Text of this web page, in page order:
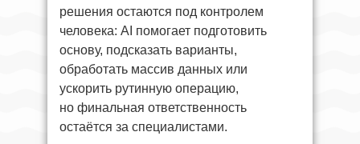
решения остаются под контролем
человека: AI помогает подготовить
основу, подсказать варианты,
обработать массив данных или
ускорить рутинную операцию,
но финальная ответственность
остаётся за специалистами.